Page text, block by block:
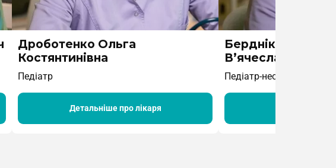
Дроботенко Ольга
Костянтинівна
Педіатр
Детальніше про лікаря
Берднікова
В’ячеславівна
Педіатр-неонатолог